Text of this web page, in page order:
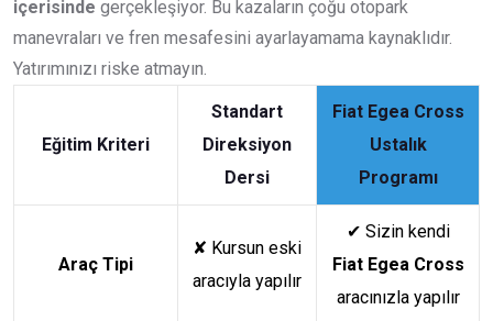
içerisinde gerçekleşiyor. Bu kazaların çoğu otopark
manevraları ve fren mesafesini ayarlayamama kaynaklıdır.
Yatırımınızı riske atmayın.
Eğitim Kriteri
Standart
Direksiyon
Dersi
Fiat Egea Cross
Ustalık
Programı
Araç Tipi
✘ Kursun eski
aracıyla yapılır
✔ Sizin kendi
Fiat Egea Cross
aracınızla yapılır